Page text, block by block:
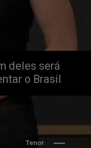
deles será
o Brasil
Tenor